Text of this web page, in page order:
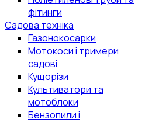
фітинги
Садова техніка
Газонокосарки
Мотокоси і тримери
садові
Кущорізи
Культиватори та
мотоблоки
Бензопили і